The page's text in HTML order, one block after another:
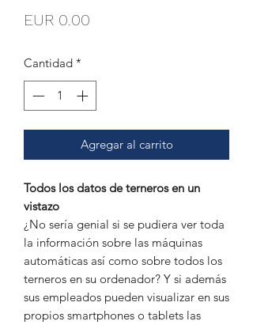
EUR 0.00
Cantidad *
Agregar al carrito
Todos los datos de terneros en un
vistazo
¿No sería genial si se pudiera ver toda
la información sobre las máquinas
automáticas así como sobre todos los
terneros en su ordenador? Y si además
sus empleados pueden visualizar en sus
propios smartphones o tablets las